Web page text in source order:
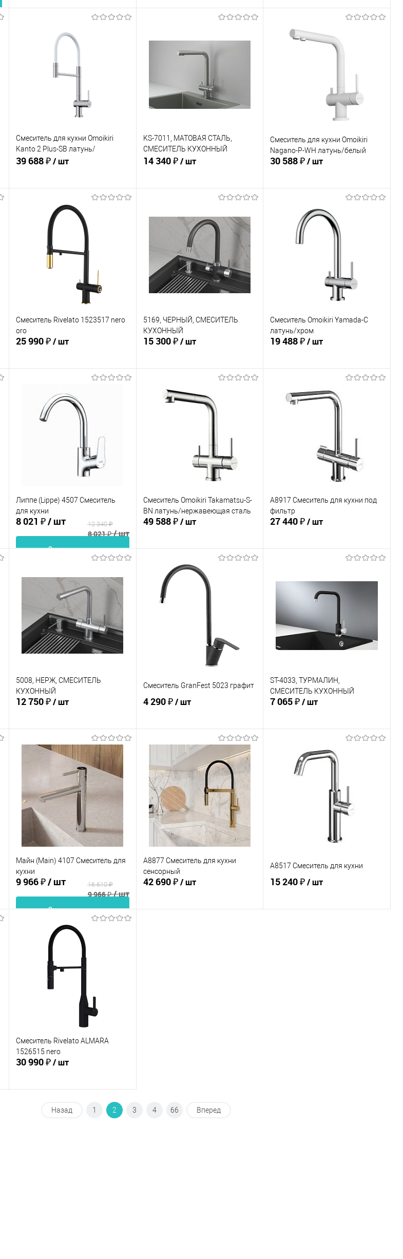
Купить в 1 клик
Смеситель для кухни Omoikiri
Kanto 2 Plus-SB латунь/
нержавеющая сталь/белый
39 688 ₽/ шт
В корзину
Купить в 1 клик
В избранное
В наличии
KS-7011, МАТОВАЯ СТАЛЬ,
СМЕСИТЕЛЬ КУХОННЫЙ
KITCHEN SPACE
14 340 ₽/ шт
Купить в 1 клик
Сравнение
В избранное
В наличии
Смеситель для кухни Omoikiri
Nagano-P-WH латунь/белый
30 588 ₽/ шт
Купить в 1 клик
Смеситель Rivelato 1523517 nero
oro
25 990 ₽/ шт
Сравнение
5169, ЧЕРНЫЙ, СМЕСИТЕЛЬ
КУХОННЫЙ
15 300 ₽/ шт
Сравнение
Смеситель Omoikiri Yamada-C
латунь/хром
19 488 ₽/ шт
Липпе (Lippe) 4507 Смеситель
для кухни
8 021 ₽/ шт 12 340 ₽
8 021 ₽/ шт
В корзину
Купить в 1 клик
Сравнение
В избранное
В наличии
Смеситель Omoikiri Takamatsu-S-
BN латунь/нержавеющая сталь
49 588 ₽/ шт
В корзину
Купить в 1 клик
A8917 Смеситель для кухни под
фильтр
27 440 ₽/ шт
Купить в 1 клик
В избранное
5008, НЕРЖ, СМЕСИТЕЛЬ
КУХОННЫЙ
12 750 ₽/ шт
В корзину
Купить в 1 клик
Сравнение
В избранное
Смеситель GranFest 5023 графит
4 290 ₽/ шт
В корзину
Купить в 1 клик
Сравнение
В избранное
В наличии
ST-4033, ТУРМАЛИН,
СМЕСИТЕЛЬ КУХОННЫЙ
7 065 ₽/ шт
Купить в 1 клик
В наличии
Майн (Main) 4107 Смеситель для
кухни
9 966 ₽/ шт 16 610 ₽
9 966 ₽/ шт
В корзину
Купить в 1 клик
A8877 Смеситель для кухни
сенсорный
42 690 ₽/ шт
A8517 Смеситель для кухни
15 240 ₽/ шт
Смеситель Rivelato ALMARA
1526515 nero
30 990 ₽/ шт
Нет в наличии
Назад 1 2 3 4 66 Вперед